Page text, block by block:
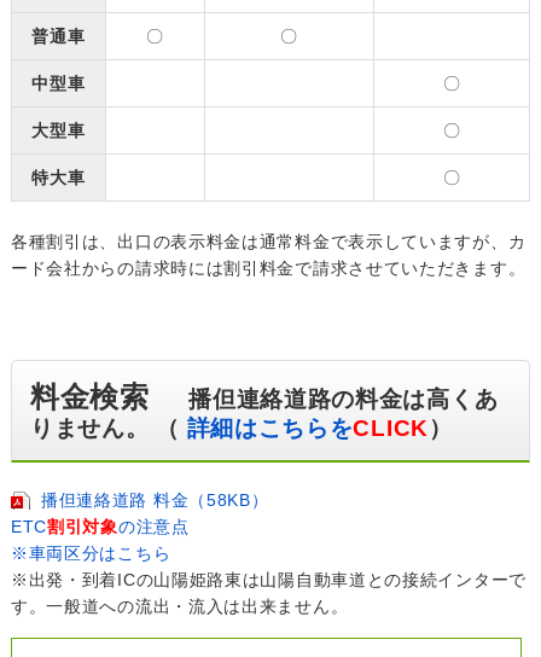
普通車 〇 〇
中型車 〇
大型車 〇
特大車 〇
各種割引は、出口の表示料金は通常料金で表示していますが、カ
ード会社からの請求時には割引料金で請求させていただきます。
料金検索播但連絡道路の料金は高くあ
りません。 （ 詳細はこちらをCLICK ）
播但連絡道路 料金（58KB）
ETC割引対象の注意点
※車両区分はこちら
※出発・到着ICの山陽姫路東は山陽自動車道との接続インターで
す。一般道への流出・流入は出来ません。